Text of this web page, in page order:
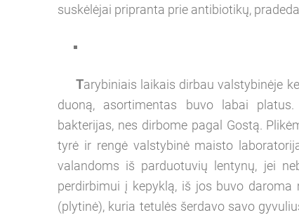
suskėlėjai pripranta prie antibiotikų,
Tarybiniais laikais dirbau valstybinėje
duoną, asortimentas buvo labai
bakterijas, nes dirbome pagal Gostą.
tyrė ir rengė valstybinė maisto
valandoms iš parduotuvių lentynų, jei
perdirbimui į kepyklą, iš jos buvo
(plytinė), kuria tetulės šerdavo savo